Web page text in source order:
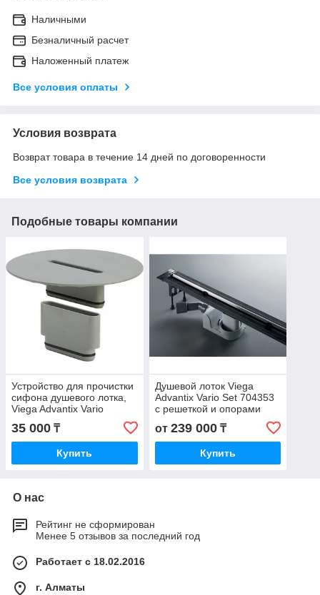
Наличными
Безналичный расчет
Наложенный платеж
Все условия оплаты
Условия возврата
Возврат товара в течение 14 дней по договоренности
Все условия возврата
Подобные товары компании
Устройство для прочистки
сифона душевого лотка,
Viega Advantix Vario
35 000 ₸
Купить
Душевой лоток Viega
Advantix Vario Set 704353
с решеткой и опорами
от 239 000₸
Купить
О нас
Рейтинг не сформирован
Менее 5 отзывов за последний год
Работает с 18.02.2016
г. Алматы